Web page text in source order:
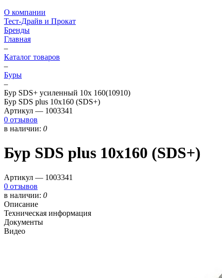
О компании
Тест-Драйв и Прокат
Бренды
Главная
–
Каталог товаров
–
Буры
–
Бур SDS+ усиленный 10х 160(10910)
Бур SDS plus 10х160 (SDS+)
Артикул — 1003341
0 отзывов
в наличии: 0
Бур SDS plus 10х160 (SDS+)
Артикул — 1003341
0 отзывов
в наличии: 0
Описание
Техническая информация
Документы
Видео